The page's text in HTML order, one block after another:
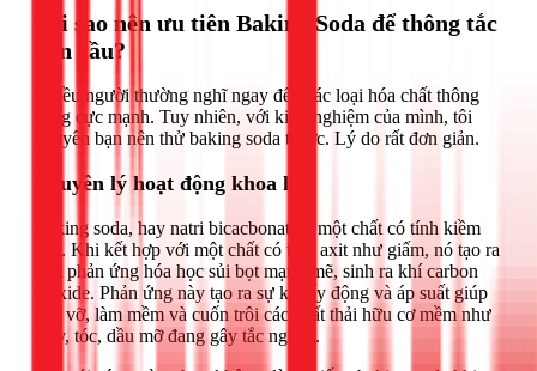
Tại sao nên ưu tiên Baking Soda để thông tắc
bồn cầu?
Nhiều người thường nghĩ ngay đến các loại hóa chất thông
cống cực mạnh. Tuy nhiên, với kinh nghiệm của mình, tôi
khuyên bạn nên thử baking soda trước. Lý do rất đơn giản.
Nguyên lý hoạt động khoa học
Baking soda, hay natri bicacbonat, là một chất có tính kiềm
nhẹ. Khi kết hợp với một chất có tính axit như giấm, nó tạo ra
một phản ứng hóa học sủi bọt mạnh mẽ, sinh ra khí carbon
dioxide. Phản ứng này tạo ra sự khuấy động và áp suất giúp
phá vỡ, làm mềm và cuốn trôi các chất thải hữu cơ mềm như
giấy, tóc, dầu mỡ đang gây tắc nghẽn.